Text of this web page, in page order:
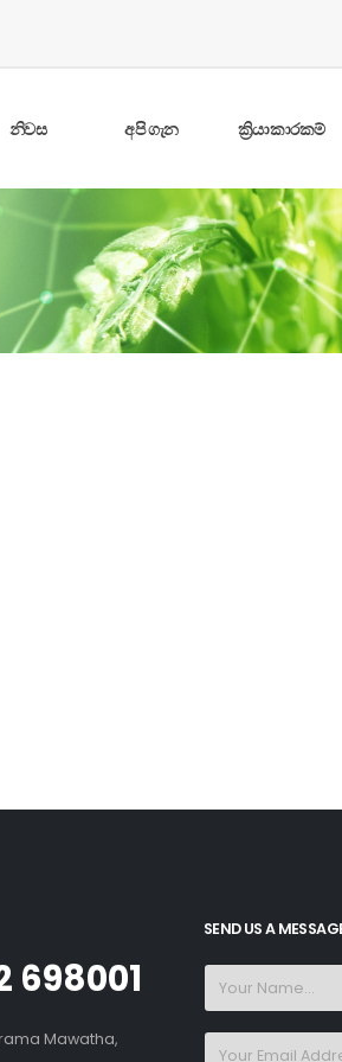
නිවස අපි ගැන ක්‍රියාකාරකම්
698001
Mawatha,
SEND US A